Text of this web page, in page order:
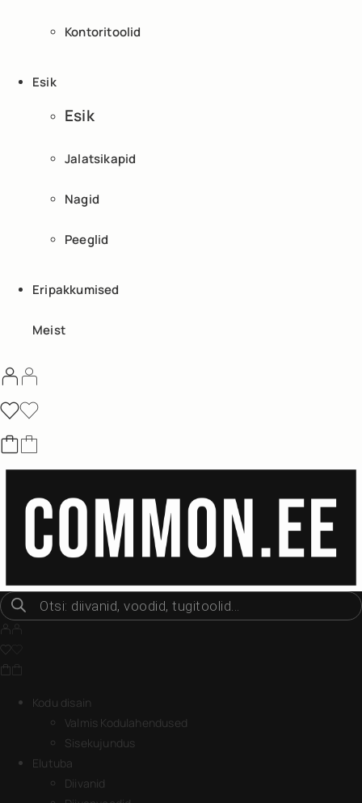
Kontoritoolid
Esik
Esik
Jalatsikapid
Nagid
Peeglid
Eripakkumised
Meist
Kodu disain
Valmis Kodulahendused
Sisekujundus
Elutuba
Diivanid